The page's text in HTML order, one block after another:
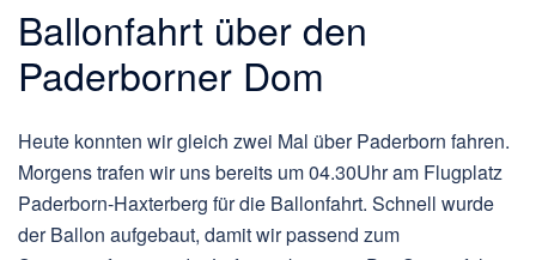
Ballonfahrt über den
Paderborner Dom
Heute konnten wir gleich zwei Mal über Paderborn fahren.
Morgens trafen wir uns bereits um 04.30Uhr am Flugplatz
Paderborn-Haxterberg für die Ballonfahrt. Schnell wurde
der Ballon aufgebaut, damit wir passend zum